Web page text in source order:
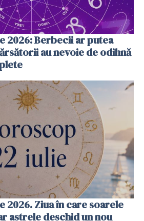
2026: Berbecii ar putea
au nevoie de odihnă
2026. Ziua în care soarele
astrele deschid un nou